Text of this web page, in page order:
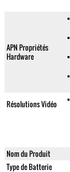
APN Propriétés
Hardware
Résolutions Vidéo
Nom du Produit
Type de Batterie